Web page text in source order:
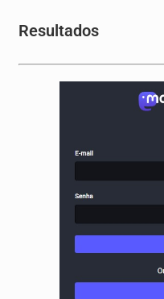
Resultados